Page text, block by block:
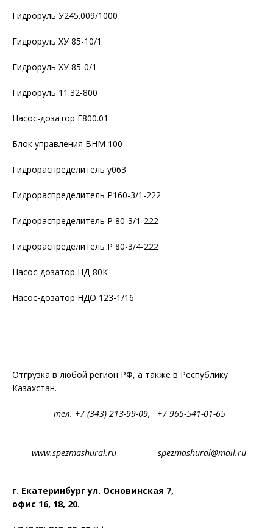
Гидроруль У245.009/1000
Гидроруль ХУ 85-10/1
Гидроруль ХУ 85-0/1
Гидроруль 11.32-800
Насос-дозатор Е800.01
Блок управления ВНМ 100
Гидрораспределитель у063
Гидрораспределитель P160-3/1-222
Гидрораспределитель Р 80-3/1-222
Гидрораспределитель Р 80-3/4-222
Насос-дозатор НД-80К
Насос-дозатор НДО 123-1/16
Отгрузка в любой регион РФ, а также в Республику
Казахстан.
тел. +7 (343) 213-99-09, +7 965-541-01-65
www.spezmashural.ru spezmashural@mail.ru
г. Екатеринбург ул. Основинская 7,
офис 16, 18, 20.